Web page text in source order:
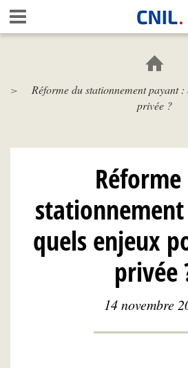
Aller
au
contenu
Réforme du stationnement payant
privée ?
quels enjeux
privée
14 novembre
Gestion de vos préférences sur les